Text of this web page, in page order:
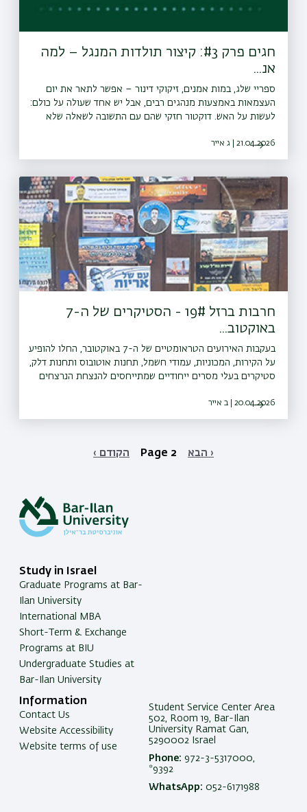
חגים פרק #3: קיצור תולדות המנגל – למה
אנ...
ספריי שלג, במות אמנים, זיקוקי דינור – אפשר לתאר את יום
העצמאות באמצעות מנהגים רבים, אבל יש אחד שעולה על כולם:
לעשות על האש. דוקטור חזקי שהם עם התשובה לשאלה שלא
href="⁠⁠https://bit.ly/whatsapp_channel_bardaat⁠"
target="_blank" rel="ugc noopener noreferrer">⁠עקבו
21.04.2026 | ג אייר
חרבות ברזל 19# - הסטיקרים של ה-7
באוקטוב...
בעקבות האירועים הטראומטיים של ה-7 באוקטובר, החלו להופיע
על הקירות, המכוניות, עמודי חשמל, תחנות אוטובוס ותחנות דלק,
סטיקרים בעלי מסרים ייחודיים שמתייחסים להנצחת הנרצחים
את הסוגים השונים של הסטיקרים, הסיבות להדבקתם ובעיקר מה
אפשר ללמוד מהתופעה הזו על ההתמודדות שלנו כחברה, עם
20.04.2026 | ב אייר
Previous
‹ הקודם Page 2
Nextהבא ›
Study in Israel
Graduate Programs at Bar-
Ilan University
International MBA
Short-Term & Exchange
Programs at BIU
Undergraduate Studies at
Bar-Ilan University
Information
Contact Us
Website Accessibility
Website terms of use
Student Service Center Area
502, Room 19, Bar-Ilan
University Ramat Gan,
5290002 Israel
Phone: 972-3-5317000,
*9392
WhatsApp: 052-6171988